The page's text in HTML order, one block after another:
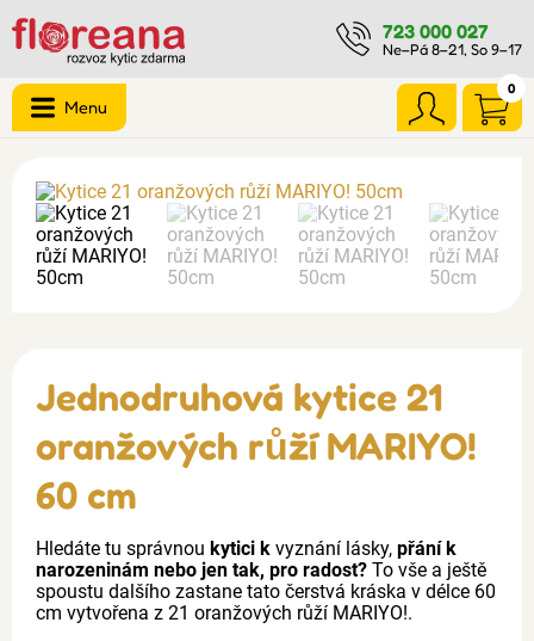
723 000 027
Ne–Pá 8–21, So 9–17
0
Menu
Jednodruhová kytice 21
oranžových růží MARIYO!
60 cm
Hledáte tu správnou kytici k vyznání lásky, přání k
narozeninám nebo jen tak, pro radost? To vše a ještě
spoustu dalšího zastane tato čerstvá kráska v délce 60
cm vytvořena z 21 oranžových růží MARIYO!.